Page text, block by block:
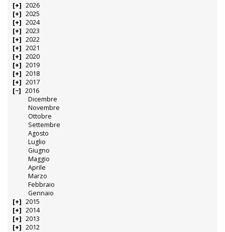
2026
2025
2024
2023
2022
2021
2020
2019
2018
2017
2016
Dicembre
Novembre
Ottobre
Settembre
Agosto
Luglio
Giugno
Maggio
Aprile
Marzo
Febbraio
Gennaio
2015
2014
2013
2012